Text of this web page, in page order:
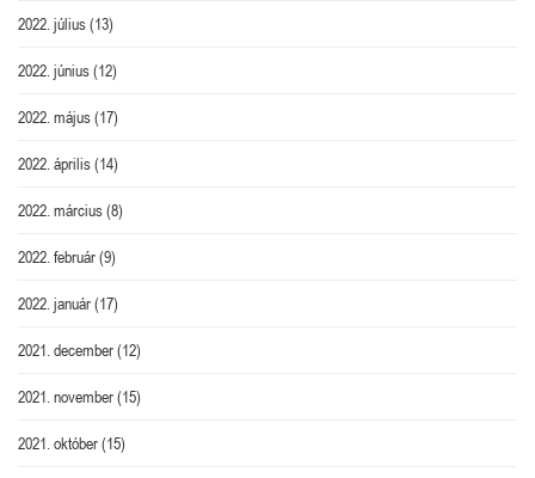
2022. július(13)
2022. június(12)
2022. május(17)
2022. április(14)
2022. március(8)
2022. február(9)
2022. január(17)
2021. december(12)
2021. november(15)
2021. október(15)